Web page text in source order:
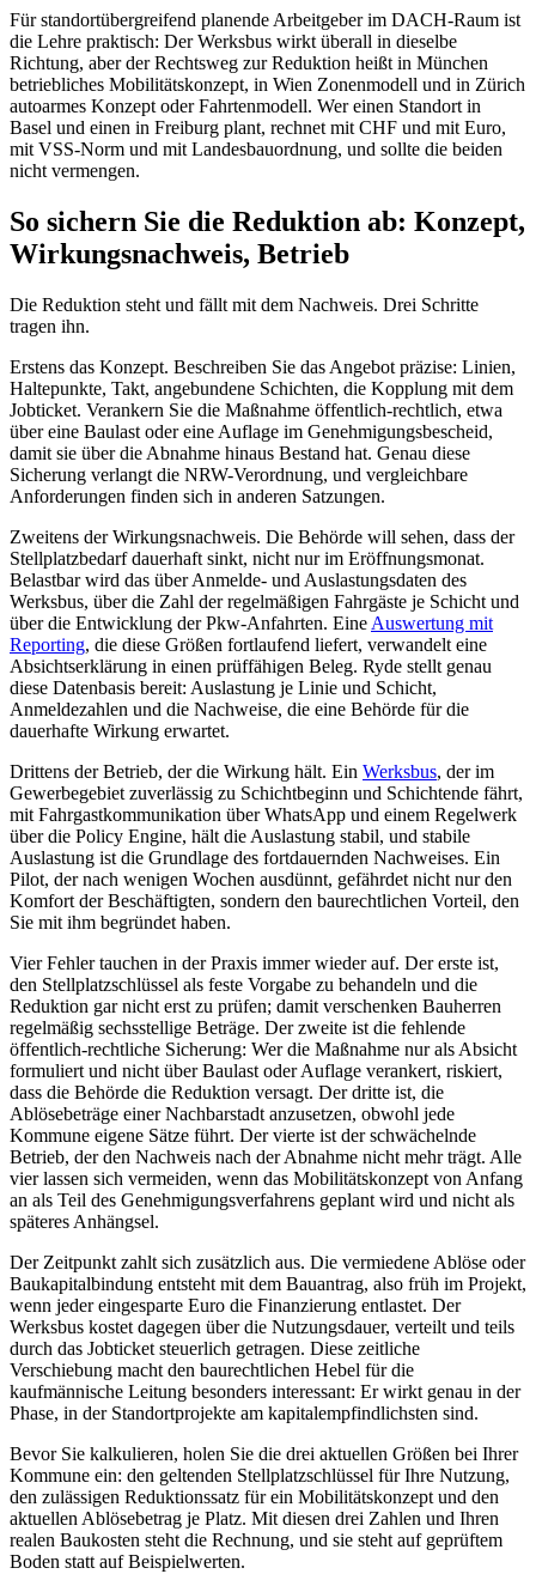
Für standortübergreifend planende Arbeitgeber im DACH-Raum ist
die Lehre praktisch: Der Werksbus wirkt überall in dieselbe
Richtung, aber der Rechtsweg zur Reduktion heißt in München
betriebliches Mobilitätskonzept, in Wien Zonenmodell und in Zürich
autoarmes Konzept oder Fahrtenmodell. Wer einen Standort in
Basel und einen in Freiburg plant, rechnet mit CHF und mit Euro,
mit VSS-Norm und mit Landesbauordnung, und sollte die beiden
nicht vermengen.
So sichern Sie die Reduktion ab: Konzept,
Wirkungsnachweis, Betrieb
Die Reduktion steht und fällt mit dem Nachweis. Drei Schritte
tragen ihn.
Erstens das Konzept. Beschreiben Sie das Angebot präzise: Linien,
Haltepunkte, Takt, angebundene Schichten, die Kopplung mit dem
Jobticket. Verankern Sie die Maßnahme öffentlich-rechtlich, etwa
über eine Baulast oder eine Auflage im Genehmigungsbescheid,
damit sie über die Abnahme hinaus Bestand hat. Genau diese
Sicherung verlangt die NRW-Verordnung, und vergleichbare
Anforderungen finden sich in anderen Satzungen.
Zweitens der Wirkungsnachweis. Die Behörde will sehen, dass der
Stellplatzbedarf dauerhaft sinkt, nicht nur im Eröffnungsmonat.
Belastbar wird das über Anmelde- und Auslastungsdaten des
Werksbus, über die Zahl der regelmäßigen Fahrgäste je Schicht und
über die Entwicklung der Pkw-Anfahrten. Eine Auswertung mit
Reporting, die diese Größen fortlaufend liefert, verwandelt eine
Absichtserklärung in einen prüffähigen Beleg. Ryde stellt genau
diese Datenbasis bereit: Auslastung je Linie und Schicht,
Anmeldezahlen und die Nachweise, die eine Behörde für die
dauerhafte Wirkung erwartet.
Drittens der Betrieb, der die Wirkung hält. Ein Werksbus, der im
Gewerbegebiet zuverlässig zu Schichtbeginn und Schichtende fährt,
mit Fahrgastkommunikation über WhatsApp und einem Regelwerk
über die Policy Engine, hält die Auslastung stabil, und stabile
Auslastung ist die Grundlage des fortdauernden Nachweises. Ein
Pilot, der nach wenigen Wochen ausdünnt, gefährdet nicht nur den
Komfort der Beschäftigten, sondern den baurechtlichen Vorteil, den
Sie mit ihm begründet haben.
Vier Fehler tauchen in der Praxis immer wieder auf. Der erste ist,
den Stellplatzschlüssel als feste Vorgabe zu behandeln und die
Reduktion gar nicht erst zu prüfen; damit verschenken Bauherren
regelmäßig sechsstellige Beträge. Der zweite ist die fehlende
öffentlich-rechtliche Sicherung: Wer die Maßnahme nur als Absicht
formuliert und nicht über Baulast oder Auflage verankert, riskiert,
dass die Behörde die Reduktion versagt. Der dritte ist, die
Ablösebeträge einer Nachbarstadt anzusetzen, obwohl jede
Kommune eigene Sätze führt. Der vierte ist der schwächelnde
Betrieb, der den Nachweis nach der Abnahme nicht mehr trägt. Alle
vier lassen sich vermeiden, wenn das Mobilitätskonzept von Anfang
an als Teil des Genehmigungsverfahrens geplant wird und nicht als
späteres Anhängsel.
Der Zeitpunkt zahlt sich zusätzlich aus. Die vermiedene Ablöse oder
Baukapitalbindung entsteht mit dem Bauantrag, also früh im Projekt,
wenn jeder eingesparte Euro die Finanzierung entlastet. Der
Werksbus kostet dagegen über die Nutzungsdauer, verteilt und teils
durch das Jobticket steuerlich getragen. Diese zeitliche
Verschiebung macht den baurechtlichen Hebel für die
kaufmännische Leitung besonders interessant: Er wirkt genau in der
Phase, in der Standortprojekte am kapitalempfindlichsten sind.
Bevor Sie kalkulieren, holen Sie die drei aktuellen Größen bei Ihrer
Kommune ein: den geltenden Stellplatzschlüssel für Ihre Nutzung,
den zulässigen Reduktionssatz für ein Mobilitätskonzept und den
aktuellen Ablösebetrag je Platz. Mit diesen drei Zahlen und Ihren
realen Baukosten steht die Rechnung, und sie steht auf geprüftem
Boden statt auf Beispielwerten.